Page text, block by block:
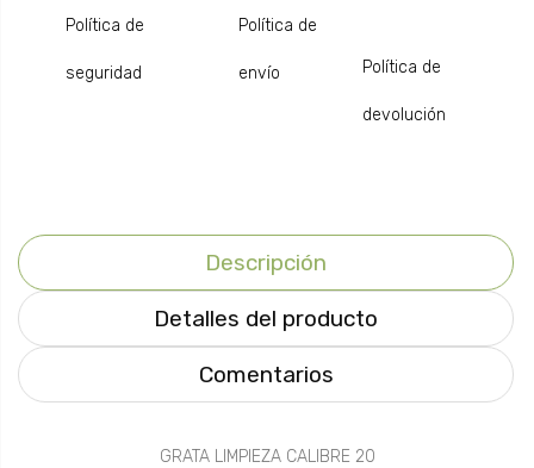
Política de
seguridad
Política de
envío Política de
devolución
Descripción
Detalles del producto
Comentarios
GRATA LIMPIEZA CALIBRE 20